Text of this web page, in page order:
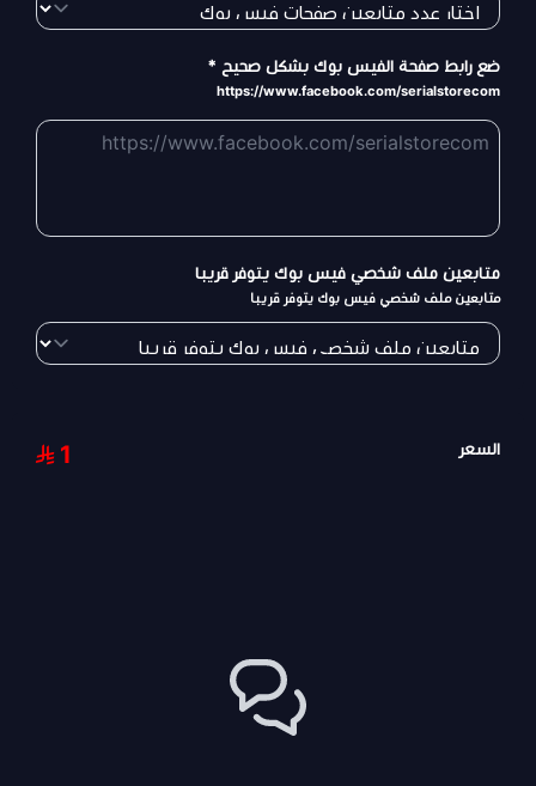
ضع رابط صفحة الفيس بوك بشكل صحيح *
https://www.facebook.com/serialstorecom
متابعين ملف شخصي فيس بوك يتوفر قريبا
متابعين ملف شخصي فيس بوك يتوفر قريبا
السعر 1